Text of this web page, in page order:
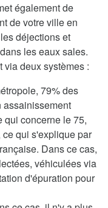
également de
de votre ville en
déjections et
les eaux sales.
deux systèmes :
79% des
assainissement
qui concerne le 75,
qui s'explique par
Dans ce cas,
véhiculées via
d'épuration pour